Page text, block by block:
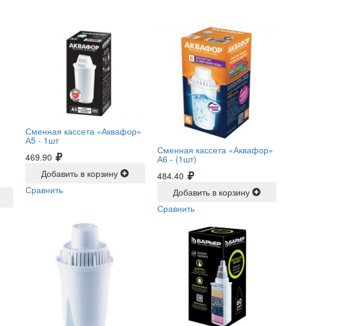
Сменная кассета «Аквафор»
А5 - 1шт
469.90
Добавить в корзину
Сравнить
Сменная кассета «Аквафор»
А6 - (1шт)
484.40
Добавить в корзину
Сравнить